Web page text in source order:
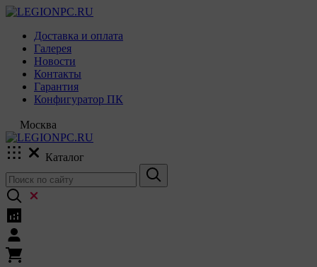
Доставка и оплата
Галерея
Новости
Контакты
Гарантия
Конфигуратор ПК
Москва
Каталог